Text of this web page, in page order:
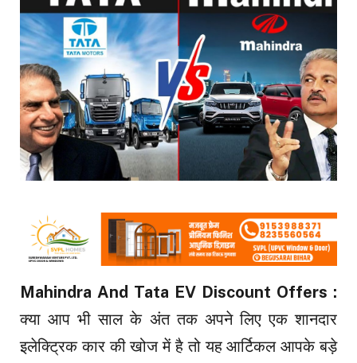
Mahindra And Tata EV Discount Offers :
क्या आप भी साल के अंत तक अपने लिए एक शानदार
इलेक्ट्रिक कार की खोज में है तो यह आर्टिकल आपके बड़े